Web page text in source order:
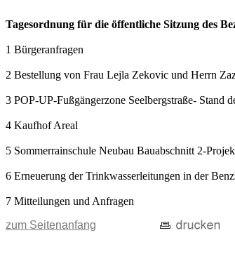
Tagesordnung für die öffentliche Sitzung des
1 Bürgeranfragen
2 Bestellung von Frau Lejla Zekovic und Herrn
3 POP-UP-Fußgängerzone Seelbergstraße- Stand
4 Kaufhof Areal
5 Sommerrainschule Neubau Bauabschnitt 2-
6 Erneuerung der Trinkwasserleitungen in der
7 Mitteilungen und Anfragen
zum Seitenanfang